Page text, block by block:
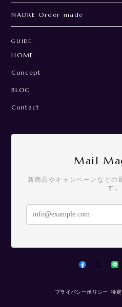
NADRE Order made
GUIDE
HOME
Concept
BLOG
Contact
Mail
新商品やキャンペーンなどの
す。
プライバシーポリシー 特